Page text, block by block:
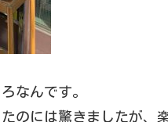
なんです。
のには驚きましたが、